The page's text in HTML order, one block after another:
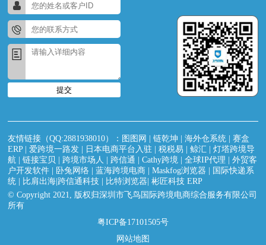
提交
友情链接（QQ:2881938010）： 图图网 |链乾坤 |海外仓系统 |赛盒
ERP|爱跨境一路发 日本电商平台入驻 |税税易 |鲸汇 |灯塔跨境导
航 |链接宝贝 |跨境市场人 |跨信通 |Cathy跨境 |全球IP代理 |外贸客
户开发软件
卧兔网络 |蓝海跨境电商 |Maskfog浏览器
国际快递系
统
比肩出海|跨信通科技 比特浏览器 |彬匠科技 ERP
© Copyright 2021, 版权归深圳市飞鸟国际跨境电商综合服务有限公司
所有
粤ICP备17101505号
网站地图